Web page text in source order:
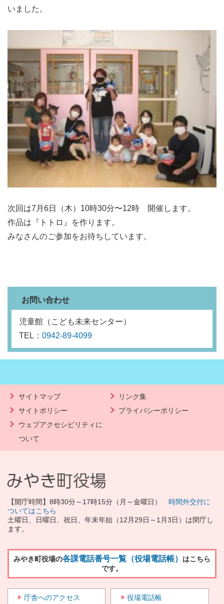
いました。
次回は7月6日（木）10時30分〜12時 開催します。
作品は『トトロ』を作ります。
みなさんのご参加をお待ちしています。
お問い合わせ
児童館（こども未来センター）
TEL： 0942-89-4099
サイトマップ
リンク集
サイトポリシー
プライバシーポリシー
ウェブアクセシビリティに
ついて
【開庁時間】8時30分～17時15分（月～金曜日） 時間外交付に
ついてはこちら
土曜日、日曜日、祝日、年末年始（12月29日～1月3日）は閉庁し
ます。
みやき町役場の各課電話番号一覧（役場電話帳） はこちら
です。
庁舎へのアクセス 役場電話帳